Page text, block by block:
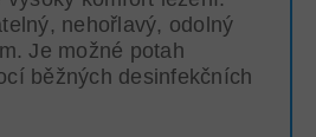
nehořlavý, odolný
Je možné potah
běžných desinfekčních